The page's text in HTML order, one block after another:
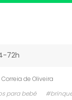
72h
de Oliveira
para bebé